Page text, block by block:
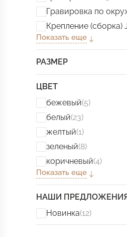
Гравировка по
Крепление (сборка)
Показать еще
РАЗМЕР
ЦВЕТ
бежевый(5)
белый(23)
желтый(1)
зеленый(8)
коричневый(4)
Показать еще
НАШИ
Новинка(12)